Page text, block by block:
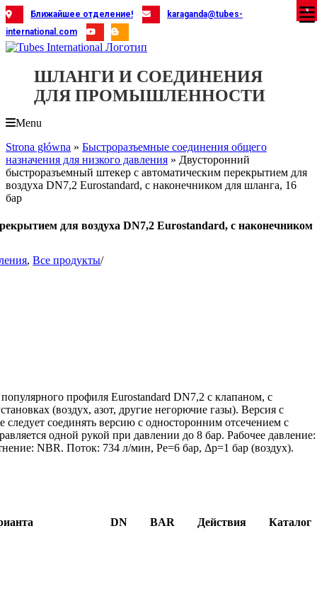
Skip
to
content
Ближайшее отделение!
karaganda@tubes-
international.com
ШЛАНГИ И СОЕДИНЕНИЯ
ДЛЯ ПРОМЫШЛЕННОСТИ
Menu
Strona główna » Быстроразъемные соединения общего
назначения для низкого давления » Двусторонний
быстроразъемный штекер с автоматическим перекрытием для
воздуха DN7,2 Eurostandard, с наконечником для шланга, 16
бар
для воздуха DN7,2 Eurostandard, с наконечником
,Все продукты/
профиля Eurostandard DN7,2 с клапаном, с
(воздух, азот, другие негорючие газы). Версия с
соединять версию с односторонним отсечением с
одной рукой при давлении до 8 бар. Рабочее давление:
NBR. Поток: 734 л/мин, Pe=6 бар, Δp=1 бар (воздух).
DN BAR Действия Каталог
X
X
X
X
X
X
X
X
X
X
X
X
X
X
X
X
X
X
X